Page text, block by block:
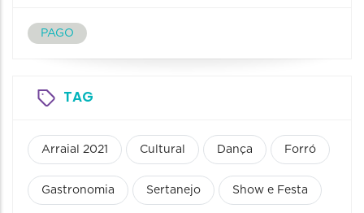
PAGO
TAG
Arraial 2021 Cultural Dança Forró
Gastronomia Sertanejo Show e Festa